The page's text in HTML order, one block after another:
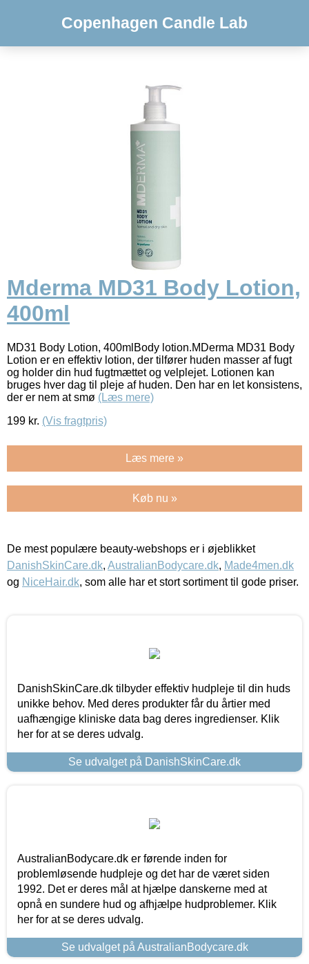
Copenhagen Candle Lab
Mderma MD31 Body Lotion,
400ml
MD31 Body Lotion, 400mlBody lotion.MDerma MD31 Body
Lotion er en effektiv lotion, der tilfører huden masser af fugt
og holder din hud fugtmættet og velplejet. Lotionen kan
bruges hver dag til pleje af huden. Den har en let konsistens,
der er nem at smø (Læs mere)
199 kr. (Vis fragtpris)
Læs mere »
Køb nu »
De mest populære beauty-webshops er i øjeblikket
DanishSkinCare.dk, AustralianBodycare.dk, Made4men.dk
og NiceHair.dk, som alle har et stort sortiment til gode priser.
DanishSkinCare.dk tilbyder effektiv hudpleje til din huds
unikke behov. Med deres produkter får du årtier med
uafhængige kliniske data bag deres ingredienser. Klik
her for at se deres udvalg.
Se udvalget på DanishSkinCare.dk
AustralianBodycare.dk er førende inden for
problemløsende hudpleje og det har de været siden
1992. Det er deres mål at hjælpe danskerne med at
opnå en sundere hud og afhjælpe hudproblemer. Klik
her for at se deres udvalg.
Se udvalget på AustralianBodycare.dk